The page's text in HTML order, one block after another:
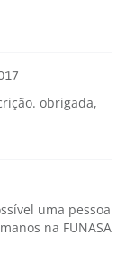
obrigada,
uma pessoa
na FUNASA